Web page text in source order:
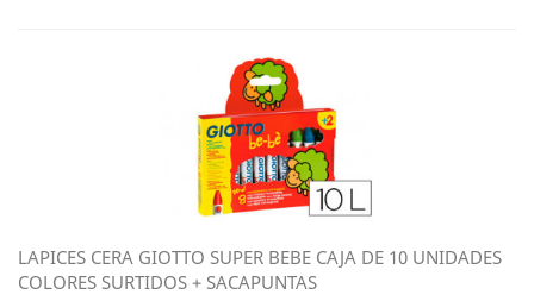
LAPICES CERA GIOTTO SUPER BEBE CAJA DE 10 UNIDADES
COLORES SURTIDOS + SACAPUNTAS